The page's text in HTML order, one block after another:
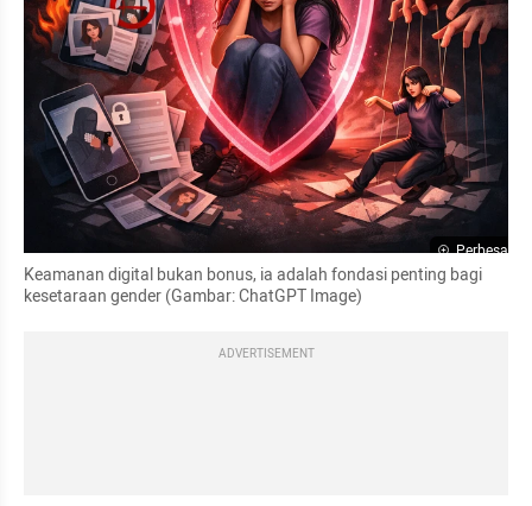
Perbesar
Keamanan digital bukan bonus, ia adalah fondasi penting bagi
kesetaraan gender (Gambar: ChatGPT Image)
ADVERTISEMENT